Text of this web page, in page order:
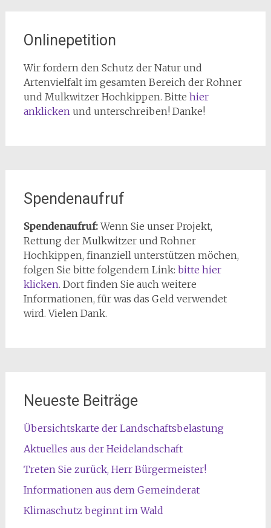
Onlinepetition
Wir fordern den Schutz der Natur und
Artenvielfalt im gesamten Bereich der Rohner
und Mulkwitzer Hochkippen. Bitte hier
anklickenund unterschreiben! Danke!
Spendenaufruf
Spendenaufruf:Wenn Sie unser Projekt,
Rettung der Mulkwitzer und Rohner
Hochkippen, finanziell unterstützen möchen,
folgen Sie bitte folgendem Link: bitte hier
klicken. Dort finden Sie auch weitere
Informationen, für was das Geld verwendet
wird. Vielen Dank.
Neueste Beiträge
Übersichtskarte der Landschaftsbelastung
Aktuelles aus der Heidelandschaft
Treten Sie zurück, Herr Bürgermeister!
Informationen aus dem Gemeinderat
Klimaschutz beginnt im Wald